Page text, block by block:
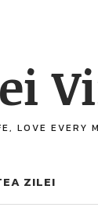
LOVE EVERY
ZILEI